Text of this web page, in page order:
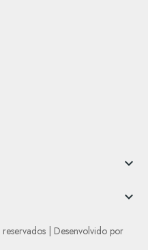


| Desenvolvido por